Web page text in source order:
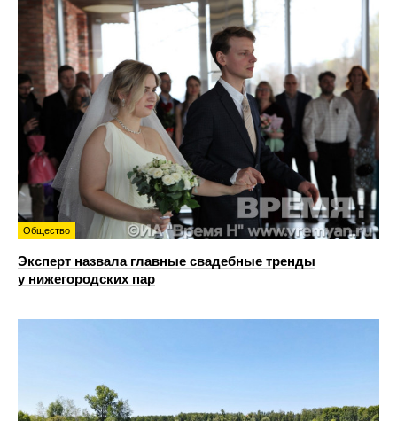
Общество
Эксперт назвала главные свадебные тренды
у нижегородских пар